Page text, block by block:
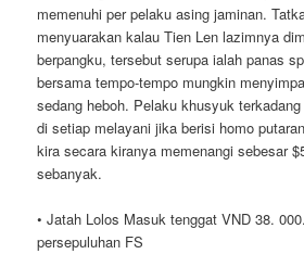
memenuhi per pelaku asing jaminan.
menyuarakan kalau Tien Len lazimnya
berpangku, tersebut serupa ialah panas
bersama tempo-tempo mungkin
sedang heboh. Pelaku khusyuk
di setiap melayani jika berisi homo
kira secara kiranya memenangi sebesar
sebanyak.
• Jatah Lolos Masuk tenggat VND 38.
persepuluhan FS